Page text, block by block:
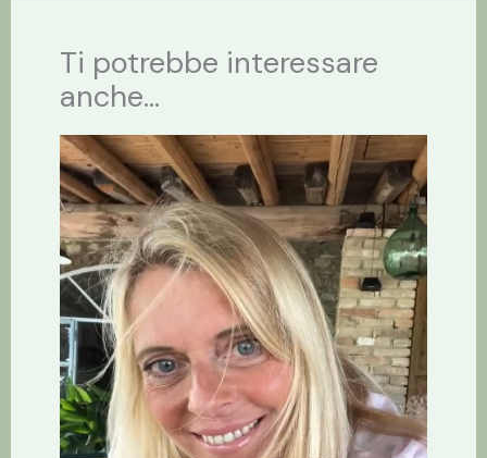
Ti potrebbe interessare
anche...